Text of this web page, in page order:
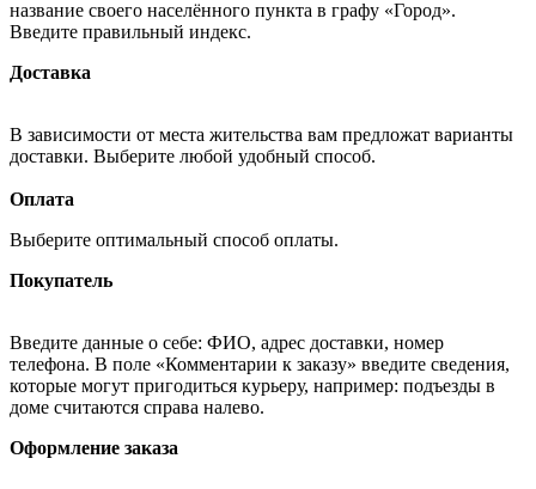
название своего населённого пункта в графу «Город».
Введите правильный индекс.
Доставка
В зависимости от места жительства вам предложат варианты
доставки. Выберите любой удобный способ.
Оплата
Выберите оптимальный способ оплаты.
Покупатель
Введите данные о себе: ФИО, адрес доставки, номер
телефона. В поле «Комментарии к заказу» введите сведения,
которые могут пригодиться курьеру, например: подъезды в
доме считаются справа налево.
Оформление заказа